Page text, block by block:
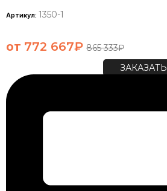
Артикул: 1350-1
от 772 667₽ 865 333₽
ЗАКАЗАТЬ